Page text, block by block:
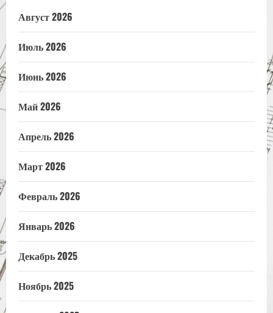
Август 2026
Июль 2026
Июнь 2026
Май 2026
Апрель 2026
Март 2026
Февраль 2026
Январь 2026
Декабрь 2025
Ноябрь 2025